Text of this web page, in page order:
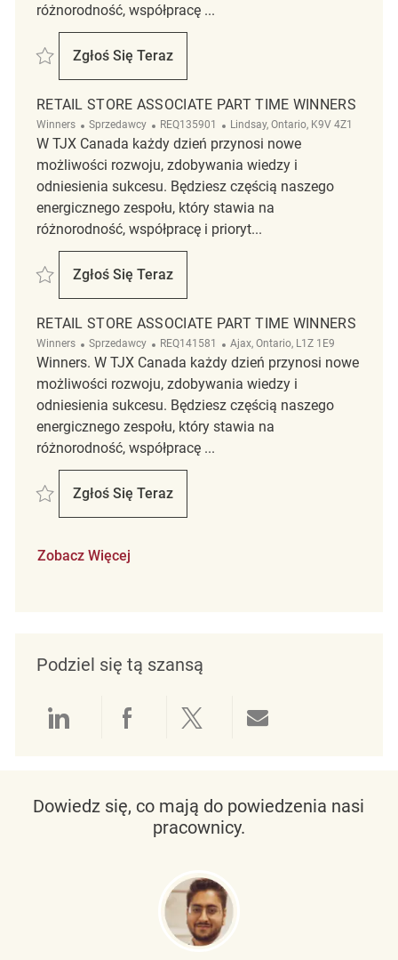
różnorodność, współpracę ...
Zapisać Temp part time Associate REQ137358
Zgłoś Się Teraz
Temp Part Time Associate
RETAIL STORE ASSOCIATE PART TIME WINNERS
Winners Kategoria
Sprzedawcy ReqId
REQ135901 Lokalizacja
Lindsay, Ontario, K9V 4Z1
W TJX Canada każdy dzień przynosi nowe
możliwości rozwoju, zdobywania wiedzy i
odniesienia sukcesu. Będziesz częścią naszego
energicznego zespołu, który stawia na
różnorodność, współpracę i prioryt...
Zapisać Retail Store Associate Part Time Winners REQ135901
Zgłoś Się Teraz
Retail Store Associate Part Time Winners
RETAIL STORE ASSOCIATE PART TIME WINNERS
Winners Kategoria
Sprzedawcy ReqId
REQ141581 Lokalizacja
Ajax, Ontario, L1Z 1E9
Winners. W TJX Canada każdy dzień przynosi nowe
możliwości rozwoju, zdobywania wiedzy i
odniesienia sukcesu. Będziesz częścią naszego
energicznego zespołu, który stawia na
różnorodność, współpracę ...
Zapisać RETAIL STORE ASSOCIATE PART TIME WINNERS REQ141581
Zgłoś Się Teraz
RETAIL STORE ASSOCIATE PART TIME
Zobacz Więcej
Podziel się tą szansą
Udostępnianie przez LinkedIn
Udostępnianie przez
Udostępnij przez
Dowiedz się, co mają do powiedzenia nasi
pracownicy.